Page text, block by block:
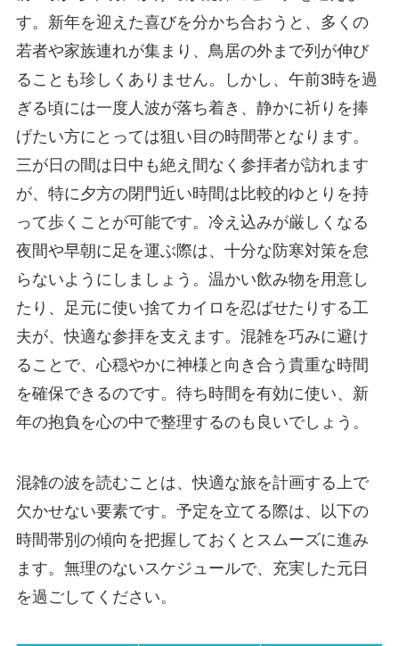
す。新年を迎えた喜びを分かち合おうと、多くの
若者や家族連れが集まり、鳥居の外まで列が伸び
ることも珍しくありません。しかし、午前3時を過
ぎる頃には一度人波が落ち着き、静かに祈りを捧
げたい方にとっては狙い目の時間帯となります。
三が日の間は日中も絶え間なく参拝者が訪れます
が、特に夕方の閉門近い時間は比較的ゆとりを持
って歩くことが可能です。冷え込みが厳しくなる
夜間や早朝に足を運ぶ際は、十分な防寒対策を怠
らないようにしましょう。温かい飲み物を用意し
たり、足元に使い捨てカイロを忍ばせたりする工
夫が、快適な参拝を支えます。混雑を巧みに避け
ることで、心穏やかに神様と向き合う貴重な時間
を確保できるのです。待ち時間を有効に使い、新
年の抱負を心の中で整理するのも良いでしょう。
混雑の波を読むことは、快適な旅を計画する上で
欠かせない要素です。予定を立てる際は、以下の
時間帯別の傾向を把握しておくとスムーズに進み
ます。無理のないスケジュールで、充実した元日
を過ごしてください。